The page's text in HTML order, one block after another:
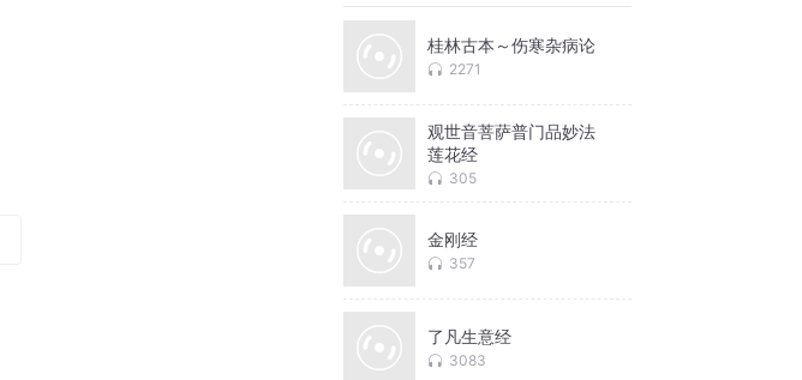
桂林古本～伤寒杂病论
2271
观世音菩萨普门品妙法
莲花经
305
金刚经
357
了凡生意经
3083